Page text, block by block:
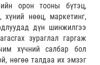
орон тооны бүтэц,
хүний нөөц, маркетинг,
дүн шинжилгээ
зураглал гаргаж
хүчний салбар бол
нөгөө талдаа их эмзэг